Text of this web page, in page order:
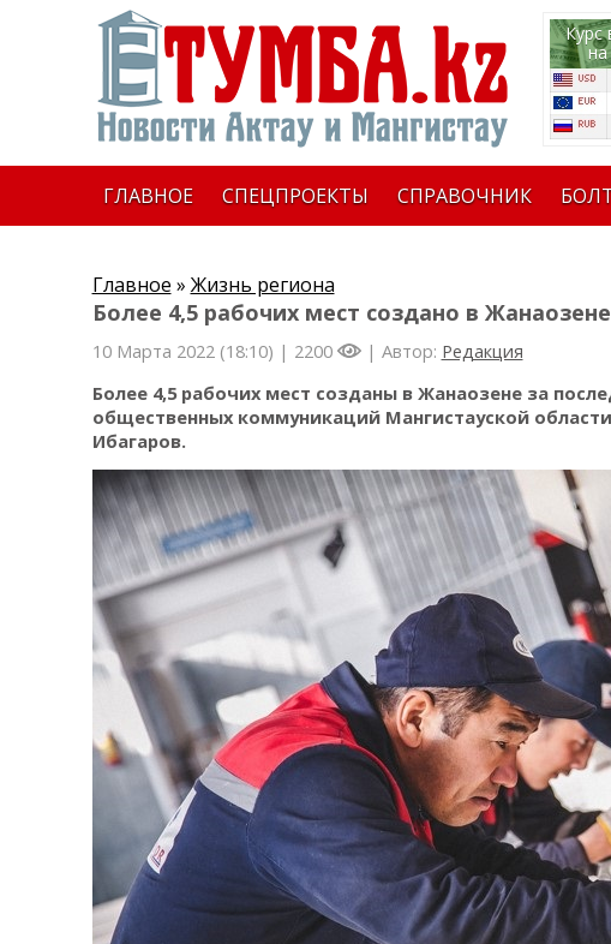
Курс
на
ГЛАВНОЕ СПЕЦПРОЕКТЫ СПРАВОЧНИК
Главное » Жизнь региона
Более 4,5 рабочих мест создано в
10 Марта 2022 (18:10) | 2200 | Автор: Редакция
Более 4,5 рабочих мест созданы в Жанаозене за
общественных коммуникаций Мангистауской
Ибагаров.